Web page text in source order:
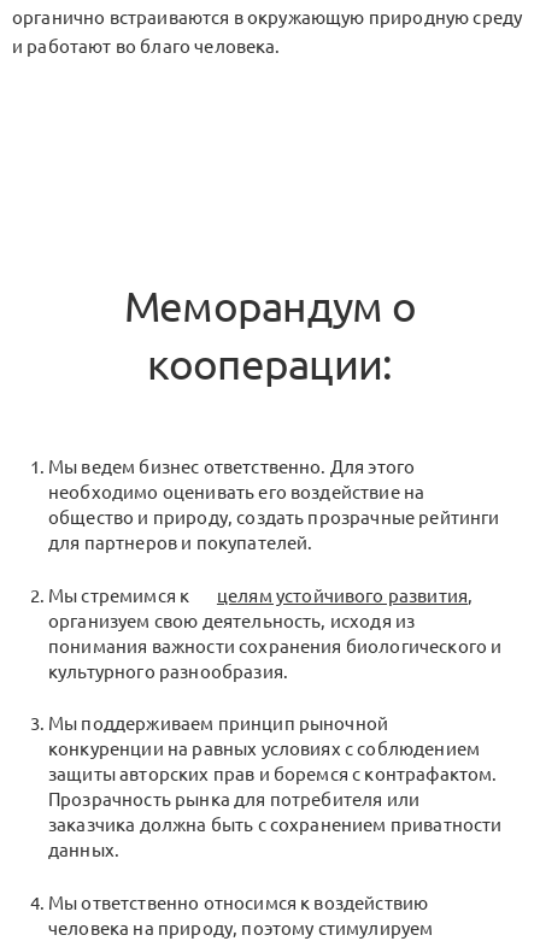
органично встраиваются в окружающую природную среду
и работают во благо человека.
Меморандум о
кооперации:
Мы ведем бизнес ответственно. Для этого
необходимо оценивать его воздействие на
общество и природу, создать прозрачные рейтинги
для партнеров и покупателей.
Мы стремимся к целям устойчивого развития,
организуем свою деятельность, исходя из
понимания важности сохранения биологического и
культурного разнообразия.
Мы поддерживаем принцип рыночной
конкуренции на равных условиях с соблюдением
защиты авторских прав и боремся с контрафактом.
Прозрачность рынка для потребителя или
заказчика должна быть с сохранением приватности
данных.
Мы ответственно относимся к воздействию
человека на природу, поэтому стимулируем